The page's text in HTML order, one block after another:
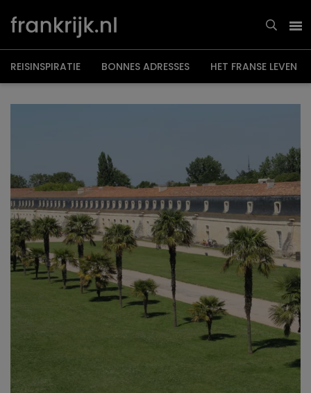
naar
inhoud
REISINSPIRATIE BONNES ADRESSES HET FRANSE LEVEN